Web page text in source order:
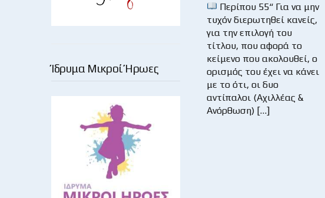
Ίδρυμα Μικροί Ήρωες
Περίπου 55“ Για να μην
τυχόν διερωτηθεί κανείς,
για την επιλογή του
τίτλου, που αφορά το
κείμενο που ακολουθεί, ο
ορισμός του έχει να κάνει
με το ότι, οι δυο
αντίπαλοι (Αχιλλέας &
Ανόρθωση) […]